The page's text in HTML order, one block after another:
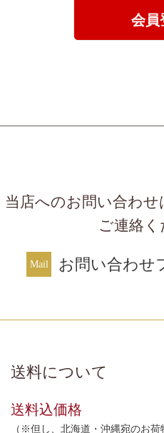
会員
当店へのお問い合わ
ご連絡く
お問い合わせ
送料について
送料込価格
（※但し、北海道・沖縄宛のお荷